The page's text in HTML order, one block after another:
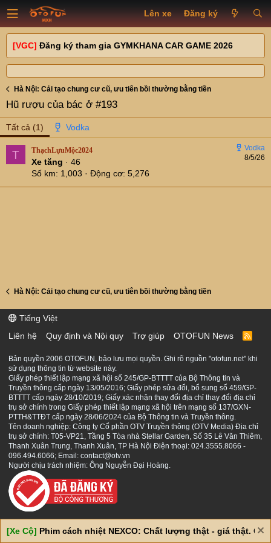
Lên xe Đăng ký
[VGC] Đăng ký tham gia GYMKHANA CAR GAME 2026
Hà Nội: Cải tạo chung cư cũ, ưu tiên bồi thường bằng tiền
Hũ rượu của bác ở #193
Tất cả (1)
T 8/5/26
ThạchLựuMộc2024
Xe tăng · 46
Số km
1,003 Động cơ 5,276
Hà Nội: Cải tạo chung cư cũ, ưu tiên bồi thường bằng tiền
Tiếng Việt
Liên hệ
Quy định và Nội quy Trợ giúp OTOFUN News
R
S
Bản quyền 2006 OTOFUN, bảo lưu mọi quyền. Ghi rõ nguồn "otofun.net" khi
sử dụng thông tin từ website này.
Giấy phép thiết lập mạng xã hội số 245/GP-BTTTT của Bộ Thông tin và
Truyền thông cấp ngày 13/05/2016; Giấy phép sửa đổi, bổ sung số 459/GP-
BTTTT cấp ngày 28/10/2019; Giấy xác nhận thay đổi địa chỉ thay đổi địa chỉ
trụ sở chính trong Giấy phép thiết lập mạng xã hội trên mạng số 137/GXN-
PTTH&TTĐT cấp ngày 28/06/2024 của Bộ Thông tin và Truyền thông.
Tên doanh nghiệp: Công ty Cổ phần OTV Truyền thông (OTV Media) Địa chỉ
trụ sở chính: T05-VP21, Tầng 5 Tòa nhà Stellar Garden, Số 35 Lê Văn Thiêm,
Thanh Xuân Trung, Thanh Xuân, TP Hà Nội Điện thoại: 024.3555.8066 -
096.494.6066; Email: contact@otv.vn
Người chịu trách nhiệm: Ông Nguyễn Đại Hoàng.
[Xe Cộ] Phim cách nhiệt NEXCO: Chất lượng thật - giá thật. Giá